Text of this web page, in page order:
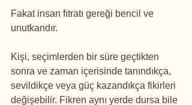
Fakat insan fıtratı gereği bencil ve
unutkandır.
Kişi, seçimlerden bir süre geçtikten
sonra ve zaman içerisinde tanındıkça,
sevildikçe veya güç kazandıkça fikirleri
değişebilir. Fikren aynı yerde dursa bile